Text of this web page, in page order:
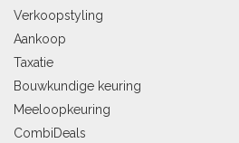
Verkoopstyling
Aankoop
Taxatie
Bouwkundige keuring
Meeloopkeuring
CombiDeals